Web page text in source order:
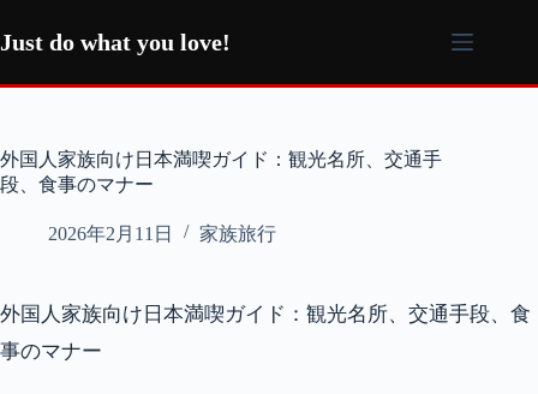
ン
ン
ス
キ
Just do what you love!
外国人家族向け日本満喫ガイド：観光名所、交通手
段、食事のマナー
2026年2月11日 家族旅行
外国人家族向け日本満喫ガイド：観光名所、交通手段、食
事のマナー